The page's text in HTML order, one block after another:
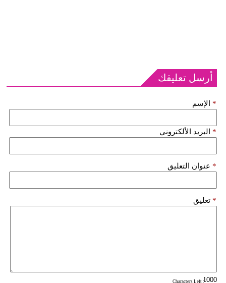
أرسل تعليقك
الإسم *
البريد الألكتروني *
عنوان التعليق *
تعليق *
: Characters Left